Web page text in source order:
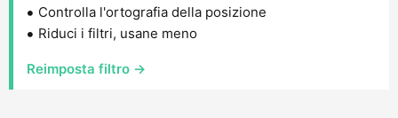
Controlla l'ortografia della posizione
Riduci i filtri, usane meno
Reimposta filtro →